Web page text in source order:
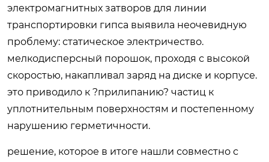
электромагнитных затворов для линии
транспортировки гипса выявила неочевидную
проблему: статическое электричество.
мелкодисперсный порошок, проходя с высокой
скоростью, накапливал заряд на диске и корпусе.
это приводило к ?прилипанию? частиц к
уплотнительным поверхностям и постепенному
нарушению герметичности.
решение, которое в итоге нашли совместно с